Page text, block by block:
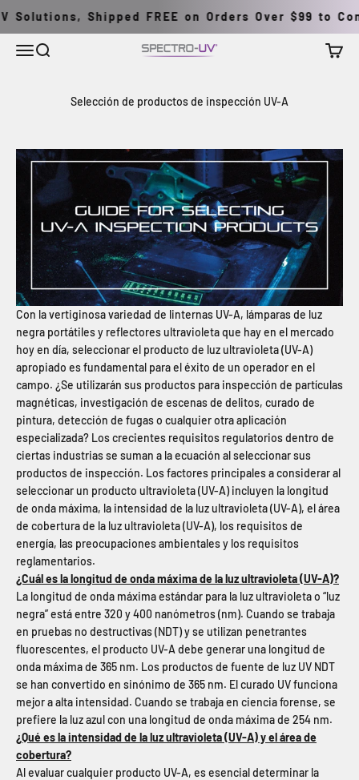
Solutions, Shipped FREE on Orders Over $99 to
MenúBuscar Spectro-UV Carrito
Selección de productos de inspección UV-A
Con la vertiginosa variedad de linternas UV-A, lámparas de luz
negra portátiles y reflectores ultravioleta que hay en el mercado
hoy en día, seleccionar el producto de luz ultravioleta (UV-A)
apropiado es fundamental para el éxito de un operador en el
campo. ¿Se utilizarán sus productos para inspección de partículas
magnéticas, investigación de escenas de delitos, curado de
pintura, detección de fugas o cualquier otra aplicación
especializada? Los crecientes requisitos regulatorios dentro de
ciertas industrias se suman a la ecuación al seleccionar sus
productos de inspección. Los factores principales a considerar al
seleccionar un producto ultravioleta (UV-A) incluyen la longitud
de onda máxima, la intensidad de la luz ultravioleta (UV-A), el área
de cobertura de la luz ultravioleta (UV-A), los requisitos de
energía, las preocupaciones ambientales y los requisitos
reglamentarios.
¿Cuál es la longitud de onda máxima de la luz ultravioleta (UV-A)?
La longitud de onda máxima estándar para la luz ultravioleta o “luz
negra” está entre 320 y 400 nanómetros (nm). Cuando se trabaja
en pruebas no destructivas (NDT) y se utilizan penetrantes
fluorescentes, el producto UV-A debe generar una longitud de
onda máxima de 365 nm. Los productos de fuente de luz UV NDT
se han convertido en sinónimo de 365 nm. El curado UV funciona
mejor a alta intensidad. Cuando se trabaja en ciencia forense, se
prefiere la luz azul con una longitud de onda máxima de 254 nm.
¿Qué es la intensidad de la luz ultravioleta (UV-A) y el área de
cobertura?
Al evaluar cualquier producto UV-A, es esencial determinar la